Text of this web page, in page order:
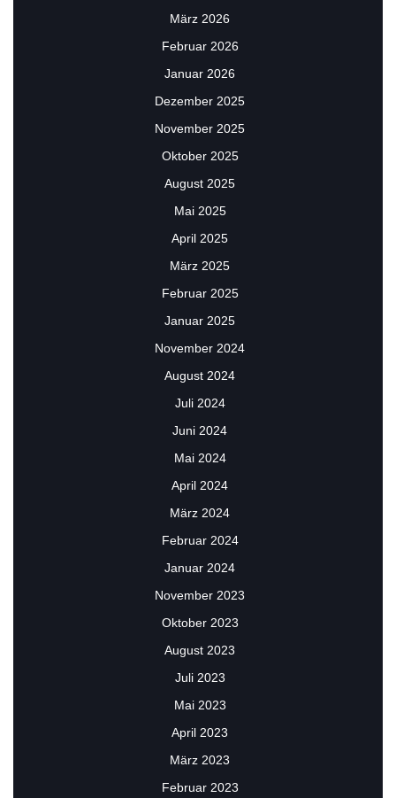
März 2026
Februar 2026
Januar 2026
Dezember 2025
November 2025
Oktober 2025
August 2025
Mai 2025
April 2025
März 2025
Februar 2025
Januar 2025
November 2024
August 2024
Juli 2024
Juni 2024
Mai 2024
April 2024
März 2024
Februar 2024
Januar 2024
November 2023
Oktober 2023
August 2023
Juli 2023
Mai 2023
April 2023
März 2023
Februar 2023